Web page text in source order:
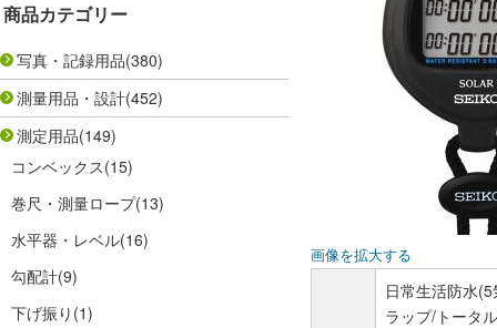
商品カテゴリー
写真・記録用品(380)
測量用品・設計(452)
測定用品(149)
コンベックス(15)
巻尺・測量ロープ(13)
水平器・レベル(16)
勾配計(9)
下げ振り (1)
画像を拡大する
日常生活防水
ラップ/トータ